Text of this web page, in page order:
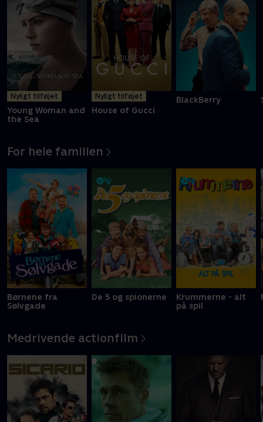
Nyligt tilføjet
Young Woman and
the Sea
Nyligt tilføjet
House of Gucci
BlackBerry
For hele familien
Børnene fra
Sølvgade
De 5 og spionerne
Krummerne - alt
på spil
Medrivende actionfilm